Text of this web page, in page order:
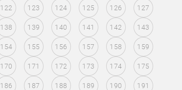
122 123 124 125 126 127
138 139 140 141 142 143
154 155 156 157 158 159
170 171 172 173 174 175
186 187 188 189 190 191